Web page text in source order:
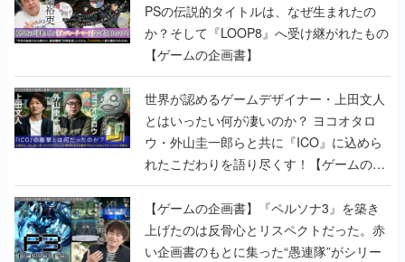
PSの伝説的タイトルは、なぜ生まれたの
か？そして『LOOP8』へ受け継がれたもの
【ゲームの企画書】
世界が認めるゲームデザイナー・上田文人
とはいったい何が凄いのか？ ヨコオタロ
ウ・外山圭一郎らと共に『ICO』に込めら
れたこだわりを語り尽くす！【ゲームの企
画書】
【ゲームの企画書】『ペルソナ3』を築き
上げたのは反骨心とリスペクトだった。赤
い企画書のもとに集った“愚連隊”がシリー